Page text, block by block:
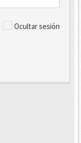
Ocultar sesión